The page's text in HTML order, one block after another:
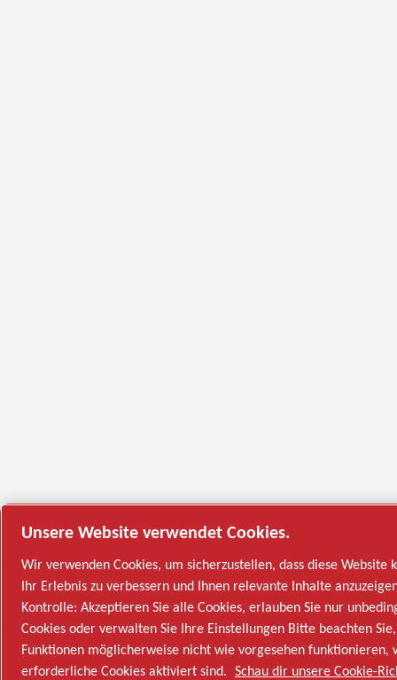
Unsere Website verwendet Cookies.
Wir verwenden Cookies, um sicherzustellen, dass diese
Ihr Erlebnis zu verbessern und Ihnen relevante Inhalte
Kontrolle: Akzeptieren Sie alle Cookies, erlauben Sie nur
Cookies oder verwalten Sie Ihre Einstellungen Bitte beachten
Funktionen möglicherweise nicht wie vorgesehen funktionieren,
erforderliche Cookies aktiviert sind. Schau dir unsere Cookie-